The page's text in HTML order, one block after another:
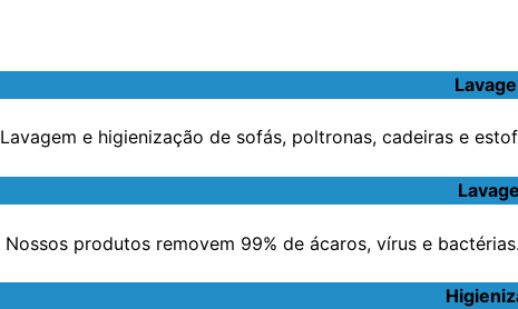
Lavagem e higienização de sofás, poltronas, cadeiras e
Nossos produtos removem 99% de ácaros, vírus e bactérias.